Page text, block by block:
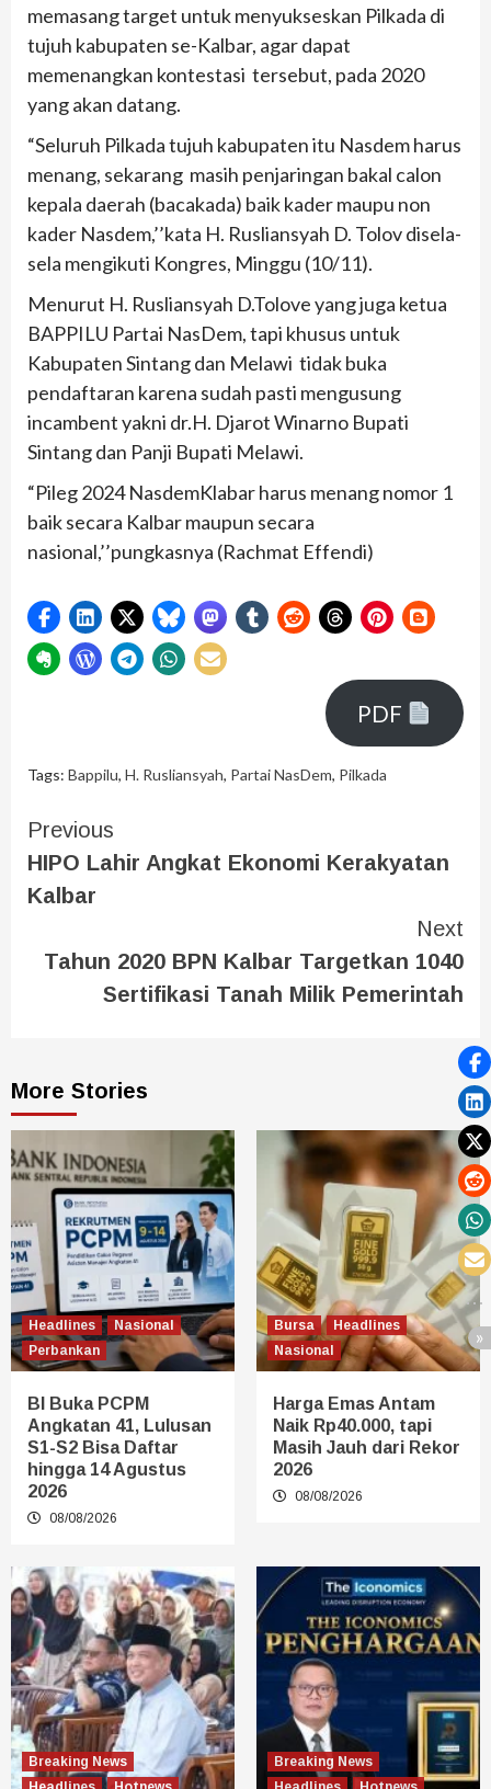
memasang target untuk menyukseskan Pilkada di
tujuh kabupaten se-Kalbar, agar dapat
memenangkan kontestasi tersebut, pada 2020
yang akan datang.
“Seluruh Pilkada tujuh kabupaten itu Nasdem harus
menang, sekarang masih penjaringan bakal calon
kepala daerah (bacakada) baik kader maupu non
kader Nasdem,’’kata H. Rusliansyah D. Tolov disela-
sela mengikuti Kongres, Minggu (10/11).
Menurut H. Rusliansyah D.Tolove yang juga ketua
BAPPILU Partai NasDem, tapi khusus untuk
Kabupaten Sintang dan Melawi tidak buka
pendaftaran karena sudah pasti mengusung
incambent yakni dr.H. Djarot Winarno Bupati
Sintang dan Panji Bupati Melawi.
“Pileg 2024 NasdemKlabar harus menang nomor 1
baik secara Kalbar maupun secara
nasional,’’pungkasnya (Rachmat Effendi)
PDF
Tags: Bappilu, H. Rusliansyah, Partai NasDem, Pilkada
Previous
HIPO Lahir Angkat Ekonomi Kerakyatan
Kalbar
Next
Tahun 2020 BPN Kalbar Targetkan 1040
Sertifikasi Tanah Milik Pemerintah
More Stories
Headlines
Nasional
Perbankan
BI Buka PCPM
Angkatan 41, Lulusan
S1-S2 Bisa Daftar
hingga 14 Agustus
2026
08/08/2026
Bursa
Headlines
Nasional
Harga Emas Antam
Naik Rp40.000, tapi
Masih Jauh dari Rekor
2026
08/08/2026
Breaking News
Breaking News